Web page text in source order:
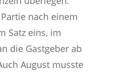
nach einem
Satz eins, im
die Gastgeber ab
August musste